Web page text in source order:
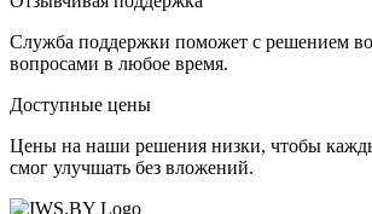
Служба поддержки поможет с решением
вопросами в любое время.
Доступные цены
Цены на наши решения низки, чтобы
смог улучшать без вложений.